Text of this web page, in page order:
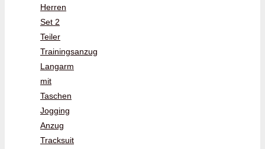
Herren
Set 2
Teiler
Trainingsanzug
Langarm
mit
Taschen
Jogging
Anzug
Tracksuit